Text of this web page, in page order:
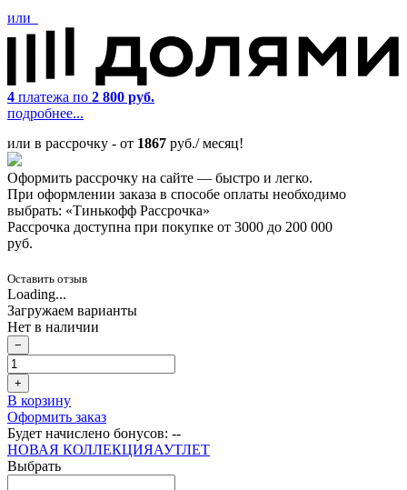
или
4 платежа по 2 800 руб.
подробнее...
или в рассрочку - от 1867 руб./ месяц!
Оформить рассрочку на сайте — быстро и легко.
При оформлении заказа в способе оплаты необходимо
выбрать: «Тинькофф Рассрочка»
Рассрочка доступна при покупке от 3000 до 200 000
руб.
Оставить отзыв
Loading...
Загружаем варианты
Нет в наличии
−
+
В корзину
Оформить заказ
Будет начислено бонусов: --
НОВАЯ КОЛЛЕКЦИЯАУТЛЕТ
Выбрать